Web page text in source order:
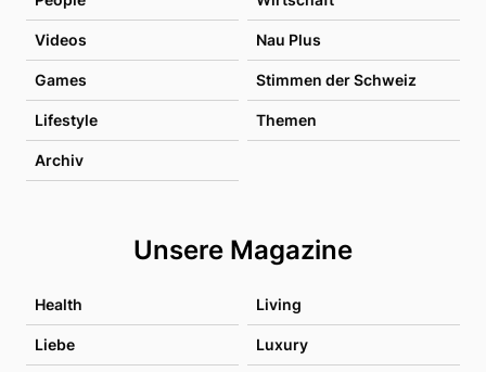
Videos Nau Plus
Games Stimmen der Schweiz
Lifestyle Themen
Archiv
Unsere Magazine
Health Living
Liebe Luxury